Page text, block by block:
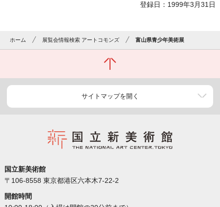
登録日：1999年3月31日
ホーム 展覧会情報検索 アートコモンズ 富山県青少年美術展
サイトマップを開く
国立新美術館
〒106-8558 東京都港区六本木7-22-2
開館時間